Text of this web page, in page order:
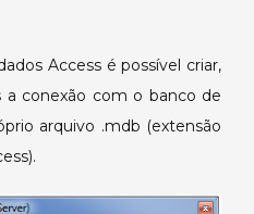
Access é possível criar,
a conexão com o banco de
arquivo .mdb (extensão